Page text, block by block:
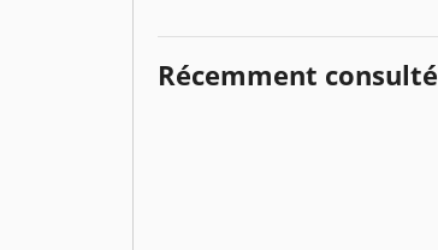
Récemment consulté